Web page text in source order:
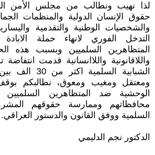
لذا نهيب ونطالب من مجلس الأمن
حقوق الإنسان الدولية والمنظمات
والشخصيات الوطنية والتقدمية
التدخل الفوري لانهاء حملة
المتظاهرين السلميين وبسبب هذه
واللاقانونية واللاانسانية قدمت
الشبابية
ومعتقل ومغيب ومعوق، نطالبكم
الوحشية ضد المتظاهرين
محافظاتهم وممارسة حقوقهم
السلمية ووفق القانون والدستور العراقي.
الدكتور نجم الدليمي